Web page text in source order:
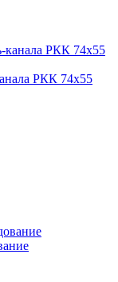
РКК 74х55